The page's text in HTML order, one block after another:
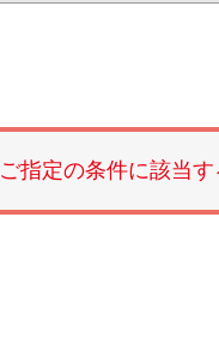
ご指定の条件に該当